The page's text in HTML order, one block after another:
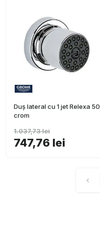
Duș lateral cu 1 jet Relexa 50
crom
747,76 lei
1.037,73 lei